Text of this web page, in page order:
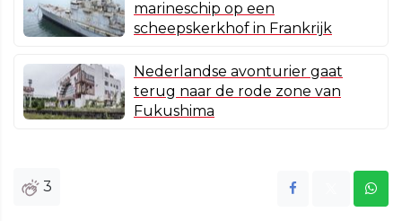
marineschip op een
scheepskerkhof in Frankrijk
Nederlandse avonturier gaat
terug naar de rode zone van
Fukushima
3